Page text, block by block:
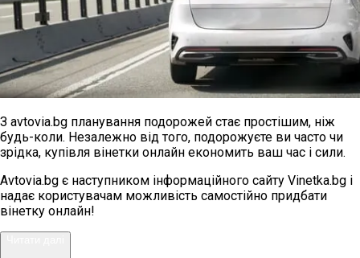
З avtovia.bg планування подорожей стає простішим, ніж
будь-коли. Незалежно від того, подорожуєте ви часто чи
зрідка, купівля вінетки онлайн економить ваш час і сили.
Avtovia.bg є наступником інформаційного сайту Vinetka.bg і
надає користувачам можливість самостійно придбати
вінетку онлайн!